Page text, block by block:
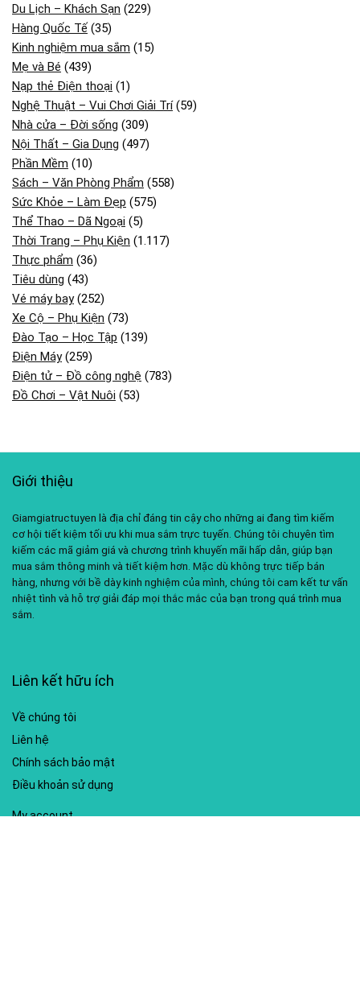
Du Lịch – Khách Sạn (229)
Hàng Quốc Tế (35)
Kinh nghiệm mua sắm (15)
Mẹ và Bé (439)
Nạp thẻ Điện thoại (1)
Nghệ Thuật – Vui Chơi Giải Trí(59)
Nhà cửa – Đời sống (309)
Nội Thất – Gia Dụng (497)
Phần Mềm (10)
Sách – Văn Phòng Phẩm (558)
Sức Khỏe – Làm Đẹp (575)
Thể Thao – Dã Ngoại (5)
Thời Trang – Phụ Kiện (1.117)
Thực phẩm (36)
Tiêu dùng (43)
Vé máy bay(252)
Xe Cộ – Phụ Kiện (73)
Đào Tạo – Học Tập (139)
Điện Máy(259)
Điện tử – Đồ công nghệ (783)
Đồ Chơi – Vật Nuôi (53)
Giới thiệu
Giamgiatructuyen là địa chỉ đáng tin cậy cho những ai đang tìm kiếm
cơ hội tiết kiệm tối ưu khi mua sắm trực tuyến. Chúng tôi chuyên tìm
kiếm các mã giảm giá và chương trình khuyến mãi hấp dẫn, giúp bạn
mua sắm thông minh và tiết kiệm hơn. Mặc dù không trực tiếp bán
hàng, nhưng với bề dày kinh nghiệm của mình, chúng tôi cam kết tư vấn
nhiệt tình và hỗ trợ giải đáp mọi thắc mắc của bạn trong quá trình mua
sắm.
Liên kết hữu ích
Về chúng tôi
Liên hệ
Chính sách bảo mật
Điều khoản sử dụng
My account